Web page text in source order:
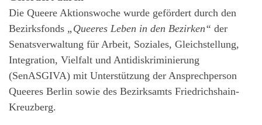
Die Queere Aktionswoche wurde gefördert durch den
Bezirksfonds „Queeres Leben in den Bezirken“ der
Senatsverwaltung für Arbeit, Soziales, Gleichstellung,
Integration, Vielfalt und Antidiskriminierung
(SenASGIVA) mit Unterstützung der Ansprechperson
Queeres Berlin sowie des Bezirksamts Friedrichshain-
Kreuzberg.